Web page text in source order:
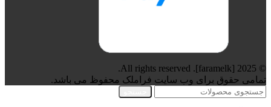
© 2025 [faramelk]. All rights reserved.
تمامی حقوق برای وب سایت فراملک محفوظ می باشد.